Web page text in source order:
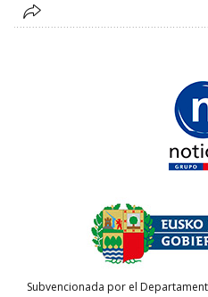
Subvencionada por el